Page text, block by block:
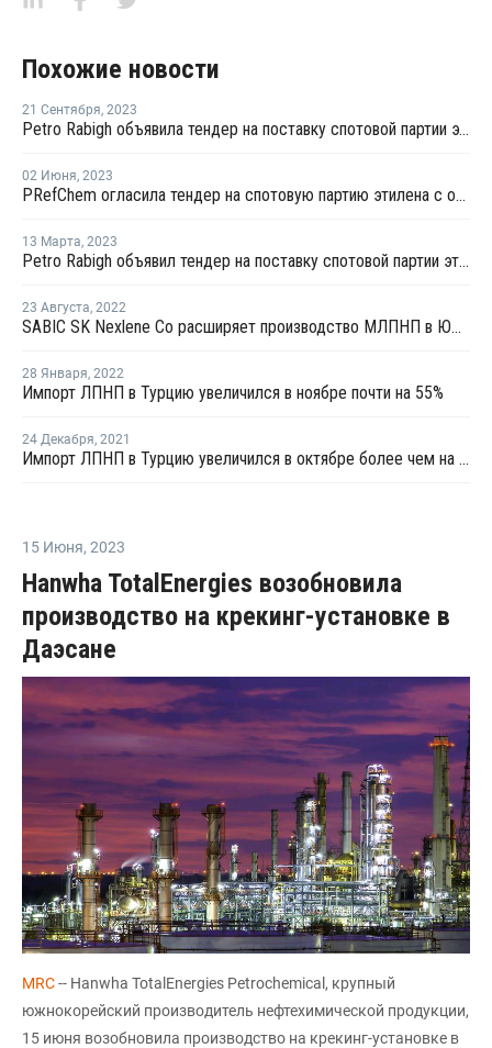
Похожие новости
21 Сентября, 2023
Petro Rabigh объявила тендер на поставку спотовой партии этилена с отгрузкой в октябре
02 Июня, 2023
PRefChem огласила тендер на спотовую партию этилена с отгрузкой в конце января - начале февраля
13 Марта, 2023
Petro Rabigh объявил тендер на поставку спотовой партии этилена с отгрузкой в конце марта
23 Августа, 2022
SABIC SK Nexlene Co расширяет производство МЛПНП в Южной Корее
28 Января, 2022
Импорт ЛПНП в Турцию увеличился в ноябре почти на 55%
24 Декабря, 2021
Импорт ЛПНП в Турцию увеличился в октябре более чем на четверть
15 Июня, 2023
Hanwha TotalEnergies возобновила
производство на крекинг-установке в
Даэсане
MRC-- Hanwha TotalEnergies Petrochemical, крупный
южнокорейский производитель нефтехимической продукции,
15 июня возобновила производство на крекинг-установке в